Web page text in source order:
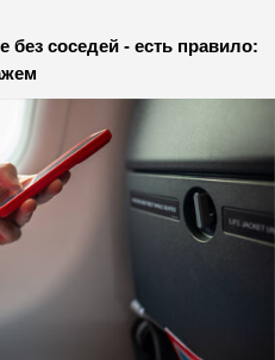
без соседей - есть правило: